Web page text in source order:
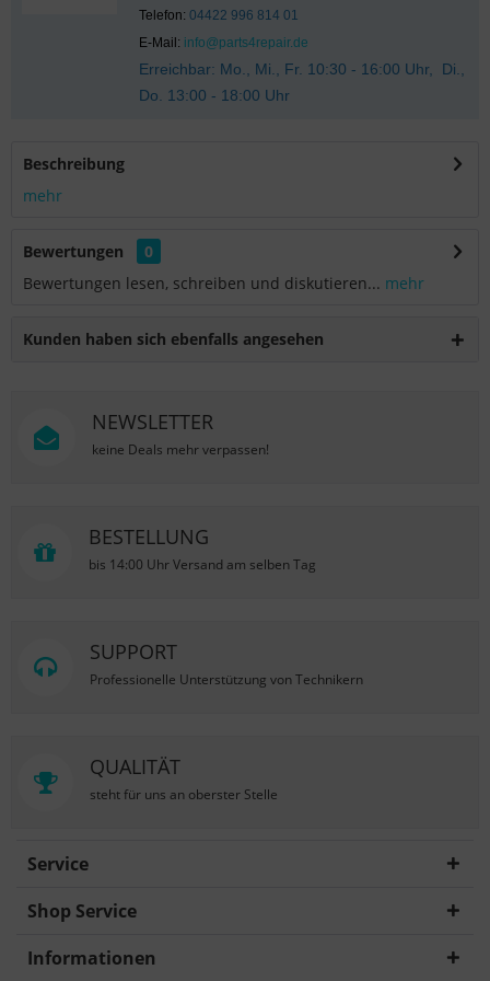
Telefon: 04422 996 814 01
E-Mail: info@parts4repair.de
Erreichbar: Mo., Mi., Fr. 10:30 - 16:00 Uhr, Di.,
Do. 13:00 - 18:00 Uhr
Beschreibung
mehr
Bewertungen
0
Bewertungen lesen, schreiben und diskutieren... mehr
Kunden haben sich ebenfalls angesehen
NEWSLETTER
keine Deals mehr verpassen!
BESTELLUNG
bis 14:00 Uhr Versand am selben Tag
SUPPORT
Professionelle Unterstützung von Technikern
QUALITÄT
steht für uns an oberster Stelle
Service
Shop Service
Informationen